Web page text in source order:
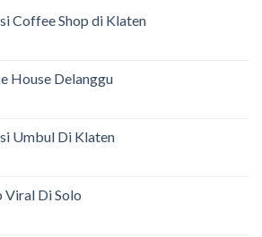
Coffee Shop di Klaten
House Delanggu
Umbul Di Klaten
Viral Di Solo